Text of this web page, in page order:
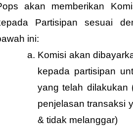
akan memberikan
Partisipan sesuai
ini:
Komisi akan
kepada partisipan
yang telah dilakukan
penjelasan transaksi
& tidak melanggar)